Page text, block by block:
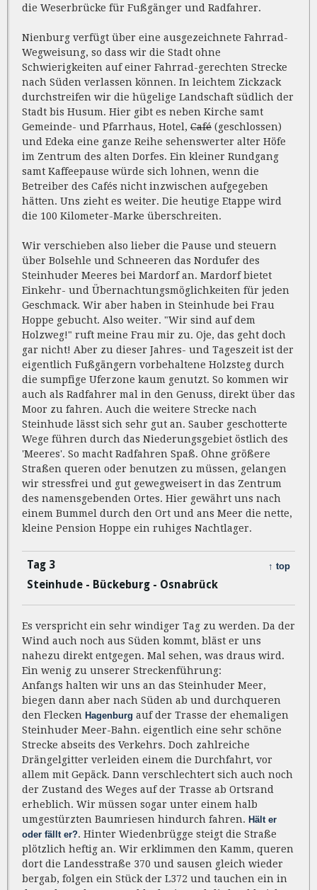
die Weserbrücke für Fußgänger und Radfahrer.
Nienburg verfügt über eine ausgezeichnete Fahrrad-
Wegweisung, so dass wir die Stadt ohne
Schwierigkeiten auf einer Fahrrad-gerechten Strecke
nach Süden verlassen können. In leichtem Zickzack
durchstreifen wir die hügelige Landschaft südlich der
Stadt bis Husum. Hier gibt es neben Kirche samt
Gemeinde- und Pfarrhaus, Hotel, Café(geschlossen)
und Edeka eine ganze Reihe sehenswerter alter Höfe
im Zentrum des alten Dorfes. Ein kleiner Rundgang
samt Kaffeepause würde sich lohnen, wenn die
Betreiber des Cafés nicht inzwischen aufgegeben
hätten. Uns zieht es weiter. Die heutige Etappe wird
die 100 Kilometer-Marke überschreiten.
Wir verschieben also lieber die Pause und steuern
über Bolsehle und Schneeren das Nordufer des
Steinhuder Meeres bei Mardorf an. Mardorf bietet
Einkehr- und Übernachtungsmöglichkeiten für jeden
Geschmack. Wir aber haben in Steinhude bei Frau
Hoppe gebucht. Also weiter. "Wir sind auf dem
Holzweg!" ruft meine Frau mir zu. Oje, das geht doch
gar nicht! Aber zu dieser Jahres- und Tageszeit ist der
eigentlich Fußgängern vorbehaltene Holzsteg durch
die sumpfige Uferzone kaum genutzt. So kommen wir
auch als Radfahrer mal in den Genuss, direkt über das
Moor zu fahren. Auch die weitere Strecke nach
Steinhude lässt sich sehr gut an. Sauber geschotterte
Wege führen durch das Niederungsgebiet östlich des
'Meeres'. So macht Radfahren Spaß. Ohne größere
Straßen queren oder benutzen zu müssen, gelangen
wir stressfrei und gut gewegweisert in das Zentrum
des namensgebenden Ortes. Hier gewährt uns nach
einem Bummel durch den Ort und ans Meer die nette,
kleine Pension Hoppe ein ruhiges Nachtlager.
Tag 3
Steinhude - Bückeburg - Osnabrück
↑ top
Es verspricht ein sehr windiger Tag zu werden. Da der
Wind auch noch aus Süden kommt, bläst er uns
nahezu direkt entgegen. Mal sehen, was draus wird.
Ein wenig zu unserer Streckenführung:
Anfangs halten wir uns an das Steinhuder Meer,
biegen dann aber nach Süden ab und durchqueren
den Flecken Hagenburg auf der Trasse der ehemaligen
Steinhuder Meer-Bahn. eigentlich eine sehr schöne
Strecke abseits des Verkehrs. Doch zahlreiche
Drängelgitter verleiden einem die Durchfahrt, vor
allem mit Gepäck. Dann verschlechtert sich auch noch
der Zustand des Weges auf der Trasse ab Ortsrand
erheblich. Wir müssen sogar unter einem halb
umgestürzten Baumriesen hindurch fahren. Hält er
oder fällt er?. Hinter Wiedenbrügge steigt die Straße
plötzlich heftig an. Wir erklimmen den Kamm, queren
dort die Landesstraße 370 und sausen gleich wieder
bergab, folgen ein Stück der L372 und tauchen ein in